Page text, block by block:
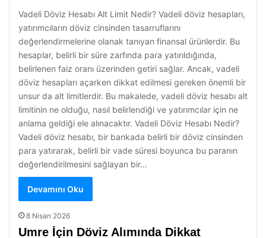
Vadeli Döviz Hesabı Alt Limit Nedir? Vadeli döviz hesapları,
yatırımcıların döviz cinsinden tasarruflarını
değerlendirmelerine olanak tanıyan finansal ürünlerdir. Bu
hesaplar, belirli bir süre zarfında para yatırıldığında,
belirlenen faiz oranı üzerinden getiri sağlar. Ancak, vadeli
döviz hesapları açarken dikkat edilmesi gereken önemli bir
unsur da alt limitlerdir. Bu makalede, vadeli döviz hesabı alt
limitinin ne olduğu, nasıl belirlendiği ve yatırımcılar için ne
anlama geldiği ele alınacaktır. Vadeli Döviz Hesabı Nedir?
Vadeli döviz hesabı, bir bankada belirli bir döviz cinsinden
para yatırarak, belirli bir vade süresi boyunca bu paranın
değerlendirilmesini sağlayan bir…
Devamını Oku
8 Nisan 2026
Umre İçin Döviz Alımında Dikkat